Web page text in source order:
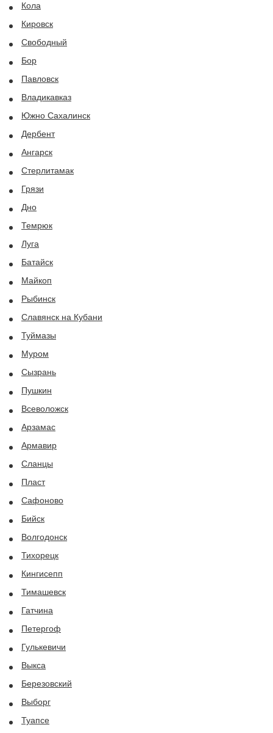
Кола
Кировск
Свободный
Бор
Павловск
Владикавказ
Южно Сахалинск
Дербент
Ангарск
Стерлитамак
Грязи
Дно
Темрюк
Луга
Батайск
Майкоп
Рыбинск
Славянск на Кубани
Туймазы
Муром
Сызрань
Пушкин
Всеволожск
Арзамас
Армавир
Сланцы
Пласт
Сафоново
Бийск
Волгодонск
Тихорецк
Кингисепп
Тимашевск
Гатчина
Петергоф
Гулькевичи
Выкса
Березовский
Выборг
Туапсе